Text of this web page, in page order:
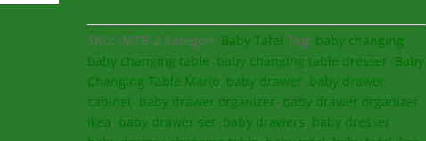
SKU: IMTB-2 Kategori: Baby Tafel Tag: baby changing,
baby changing table, baby changing table dresser, Baby
Changing Table Mario, baby drawer, baby drawer
cabinet, baby drawer organizer, baby drawer organizer
ikea, baby drawer set, baby drawers, baby dresser,